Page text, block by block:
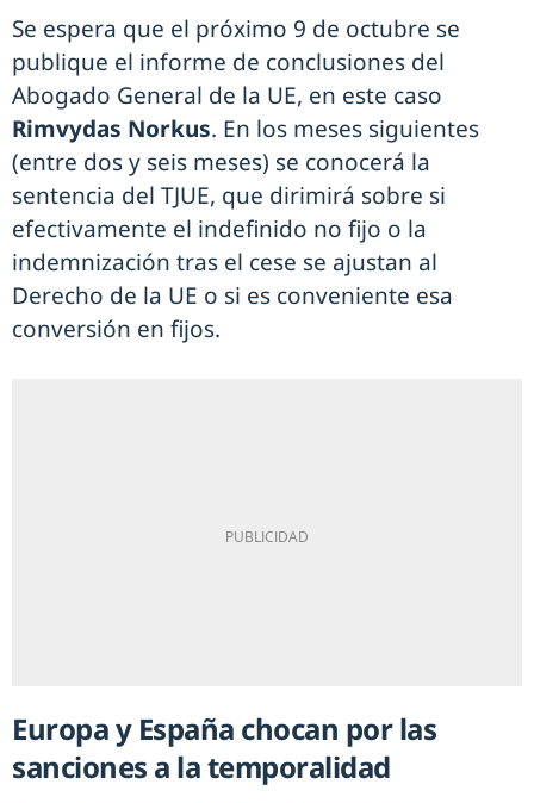
Se espera que el próximo 9 de octubre se
publique el informe de conclusiones del
Abogado General de la UE, en este caso
Rimvydas Norkus. En los meses siguientes
(entre dos y seis meses) se conocerá la
sentencia del TJUE, que dirimirá sobre si
efectivamente el indefinido no fijo o la
indemnización tras el cese se ajustan al
Derecho de la UE o si es conveniente esa
conversión en fijos.
Europa y España chocan por las
sanciones a la temporalidad